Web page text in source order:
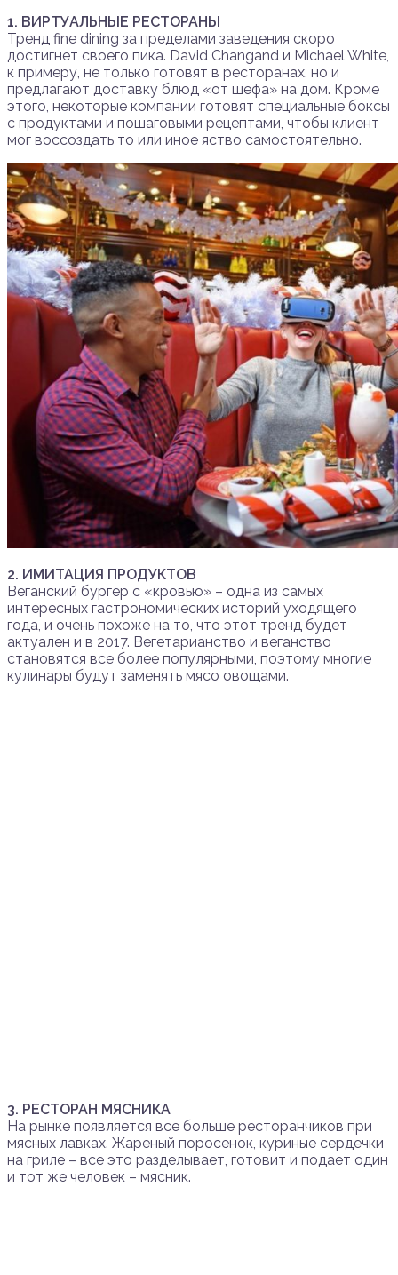
1. ВИРТУАЛЬНЫЕ РЕСТОРАНЫ
Тренд fine dining за пределами заведения скоро
достигнет своего пика. David Changand и Michael White,
к примеру, не только готовят в ресторанах, но и
предлагают доставку блюд «от шефа» на дом. Кроме
этого, некоторые компании готовят специальные боксы
с продуктами и пошаговыми рецептами, чтобы клиент
мог воссоздать то или иное яство самостоятельно.
2. ИМИТАЦИЯ ПРОДУКТОВ
Веганский бургер с «кровью» – одна из самых
интересных гастрономических историй уходящего
года, и очень похоже на то, что этот тренд будет
актуален и в 2017. Вегетарианство и веганство
становятся все более популярными, поэтому многие
кулинары будут заменять мясо овощами.
3. РЕСТОРАН МЯСНИКА
На рынке появляется все больше ресторанчиков при
мясных лавках. Жареный поросенок, куриные сердечки
на гриле – все это разделывает, готовит и подает один
и тот же человек – мясник.